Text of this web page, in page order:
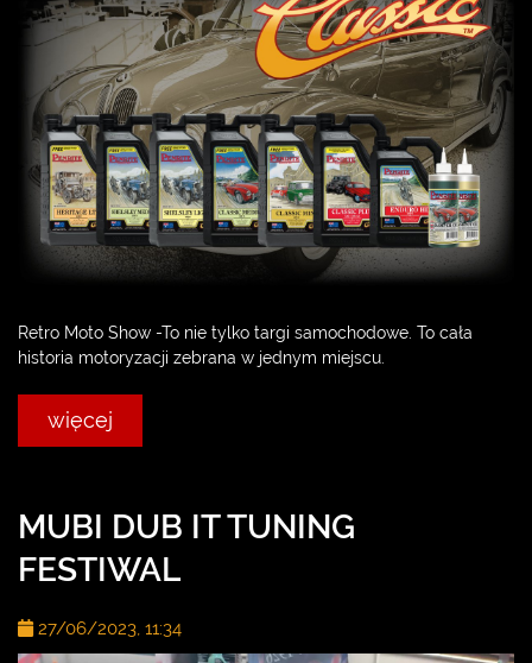
Retro Moto Show -To nie tylko targi samochodowe. To cała
historia motoryzacji zebrana w jednym miejscu.
więcej
MUBI DUB IT TUNING
FESTIWAL
27/06/2023, 11:34